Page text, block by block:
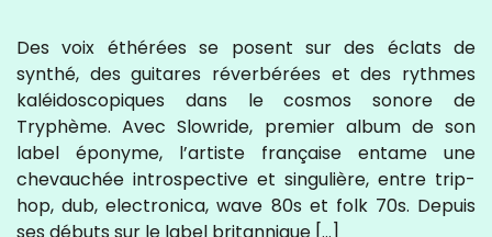
Des voix éthérées se posent sur des éclats de
synthé, des guitares réverbérées et des rythmes
kaléidoscopiques dans le cosmos sonore de
Tryphème. Avec Slowride, premier album de son
label éponyme, l’artiste française entame une
chevauchée introspective et singulière, entre trip-
hop, dub, electronica, wave 80s et folk 70s. Depuis